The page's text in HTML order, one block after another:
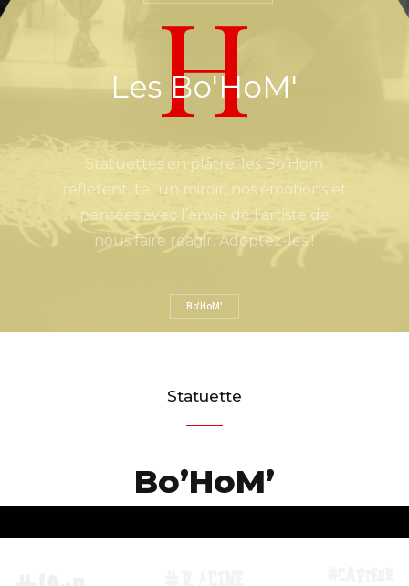
H
Statuettes en plâtre, les Bo’Hom
reflètent, tel un miroir, nos émotions et
pensées avec l’envie de l’artiste de
nous faire réagir. Adoptez-les !
Bo'HoM'
Les Bo'HoM'
Statuette
Bo’HoM’